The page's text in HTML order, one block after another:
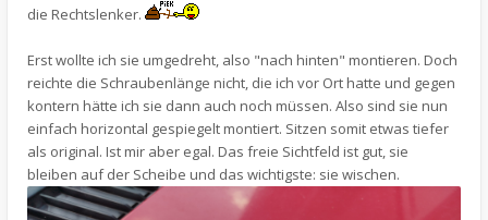
die Rechtslenker.
Erst wollte ich sie umgedreht, also "nach hinten" montieren. Doch
reichte die Schraubenlänge nicht, die ich vor Ort hatte und gegen
kontern hätte ich sie dann auch noch müssen. Also sind sie nun
einfach horizontal gespiegelt montiert. Sitzen somit etwas tiefer
als original. Ist mir aber egal. Das freie Sichtfeld ist gut, sie
bleiben auf der Scheibe und das wichtigste: sie wischen.